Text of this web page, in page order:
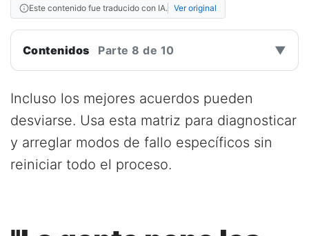
Este contenido fue traducido con IA. Ver original
Contenidos Parte 8 de 10 ▼
Incluso los mejores acuerdos pueden
desviarse. Usa esta matriz para diagnosticar
y arreglar modos de fallo específicos sin
reiniciar todo el proceso.